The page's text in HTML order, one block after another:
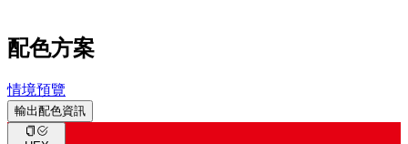
配色方案
情境預覽
輸出配色資訊